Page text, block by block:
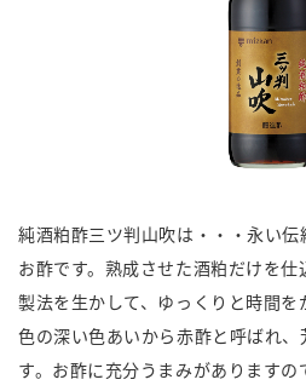
酢
お酢ドリンク
新商品一覧
キャンペーン情報
ブランド・スペシャルサイト
純酒粕酢三ツ判山吹は・・・永い
お酢です。熟成させた酒粕だけを
製法を生かして、ゆっくりと時間
色の深い色あいから赤酢と呼ばれ
す。お酢に充分うまみがあります